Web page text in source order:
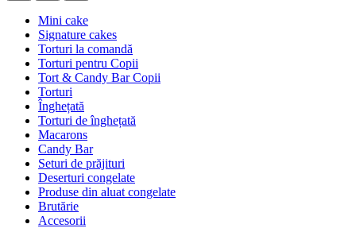
Mini cake
Signature cakes
Torturi la comandă
Torturi pentru Copii
Tort & Candy Bar Copii
Torturi
Înghețată
Torturi de înghețată
Macarons
Candy Bar
Seturi de prăjituri
Deserturi congelate
Produse din aluat congelate
Brutărie
Accesorii